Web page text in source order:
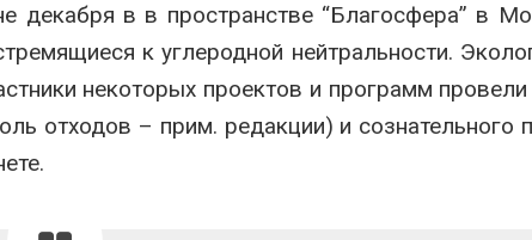
декабря в в пространстве “Благосфера” в
к углеродной нейтральности.
некоторых проектов и программ провели
отходов – прим. редакции) и сознательного